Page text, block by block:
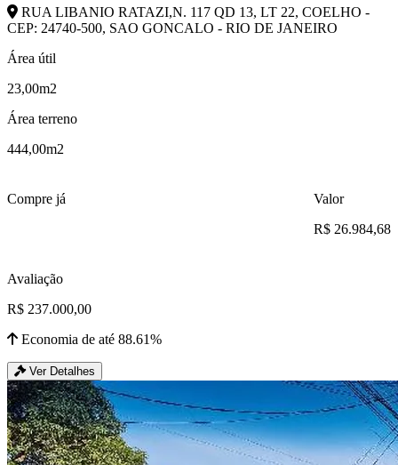
RUA LIBANIO RATAZI,N. 117 QD 13, LT 22, COELHO -
CEP: 24740-500, SAO GONCALO - RIO DE JANEIRO
Área útil
23,00m2
Área terreno
444,00m2
Compre já
Valor
R$ 26.984,68
Avaliação
R$ 237.000,00
Economia de até 88.61%
Ver Detalhes